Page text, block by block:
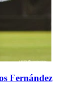
Fernández